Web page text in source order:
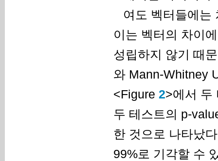
여도 벡터들에는
이는 벡터의 차이
성립하지 않기 때
와 Mann-Whitney
<Figure 2>에서 두
두 테스트의 p-
한 것으로 나타났
99%로 기각할 수